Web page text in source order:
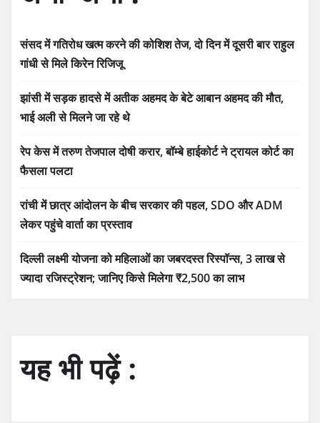
संसद में गतिरोध खत्म करने की कोशिश तेज, दो दिन में दूसरी बार राहुल
गांधी से मिले किरेन रिजिजू
झांसी में सड़क हादसे में अतीक अहमद के बेटे आबान अहमद की मौत,
भाई अली से मिलने जा रहे थे
रेप केस में तरुण तेजपाल दोषी करार, बॉम्बे हाईकोर्ट ने ट्रायल कोर्ट का
फैसला पलटा
रांची में छात्र आंदोलन के बीच सरकार की पहल, SDO और ADM
लेकर पहुंचे वार्ता का प्रस्ताव
दिल्ली लक्ष्मी योजना को महिलाओं का जबरदस्त रिस्पॉन्स, 3 लाख से
ज्यादा रजिस्ट्रेशन; जानिए किसे मिलेगा ₹2,500 का लाभ
यह भी पढ़ें :